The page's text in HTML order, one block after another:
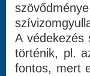
A védekezés
történik, pl.
fontos, mert